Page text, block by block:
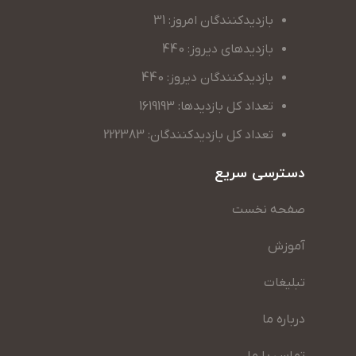
بازدیدکنندگان امروز: 31
بازدیدهای دیروز: 440
بازدیدکنندگان دیروز: 440
تعداد کل بازدیدها: 1619193
تعداد کل بازدیدکنندگان: 222383
دسترسی سریع
صفحه نخست
آموزش
تبلیغات
درباره ما